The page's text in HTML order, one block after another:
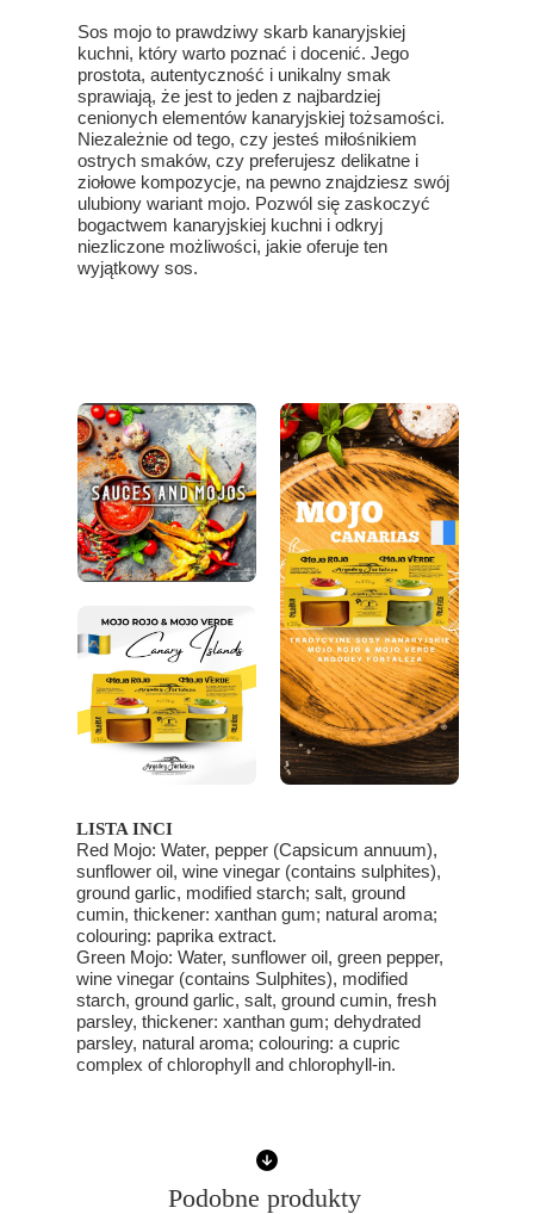
LISTA INCI
Red Mojo: Water, pepper (Capsicum annuum),
sunflower oil, wine vinegar (contains sulphites),
ground garlic, modified starch; salt, ground
cumin, thickener: xanthan gum; natural aroma;
colouring: paprika extract.
Green Mojo: Water, sunflower oil, green pepper,
wine vinegar (contains Sulphites), modified
starch, ground garlic, salt, ground cumin, fresh
parsley, thickener: xanthan gum; dehydrated
parsley, natural aroma; colouring: a cupric
complex of chlorophyll and chlorophyll-in.
Sos mojo to prawdziwy skarb kanaryjskiej
kuchni, który warto poznać i docenić. Jego
prostota, autentyczność i unikalny smak
sprawiają, że jest to jeden z najbardziej
cenionych elementów kanaryjskiej tożsamości.
Niezależnie od tego, czy jesteś miłośnikiem
ostrych smaków, czy preferujesz delikatne i
ziołowe kompozycje, na pewno znajdziesz swój
ulubiony wariant mojo. Pozwól się zaskoczyć
bogactwem kanaryjskiej kuchni i odkryj
niezliczone możliwości, jakie oferuje ten
wyjątkowy sos.
Podobne produkty